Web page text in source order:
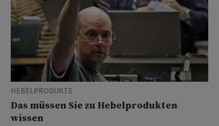
HEBELPRODUKTE
Das müssen Sie zu Hebelprodukten
wissen